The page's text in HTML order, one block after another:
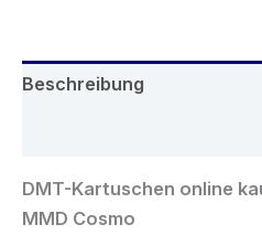
mg
Beschreibung
DMT-Kartuschen online
MMD Cosmo